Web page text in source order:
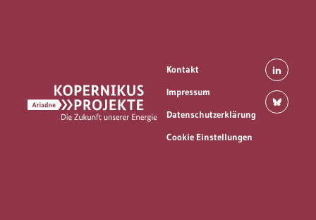
Kontakt
Impressum
Datenschutzerklärung
Cookie Einstellungen